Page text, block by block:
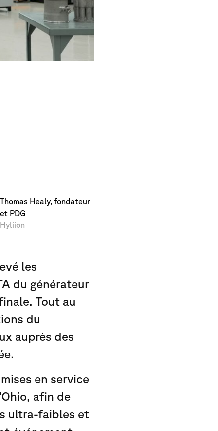
Thomas Healy, fondateur
et PDG
Hyliion
les
du générateur
Tout au
du
auprès des
en service
afin de
ultra-faibles et